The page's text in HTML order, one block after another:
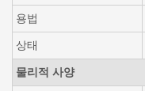
용법
상태
물리적 사양